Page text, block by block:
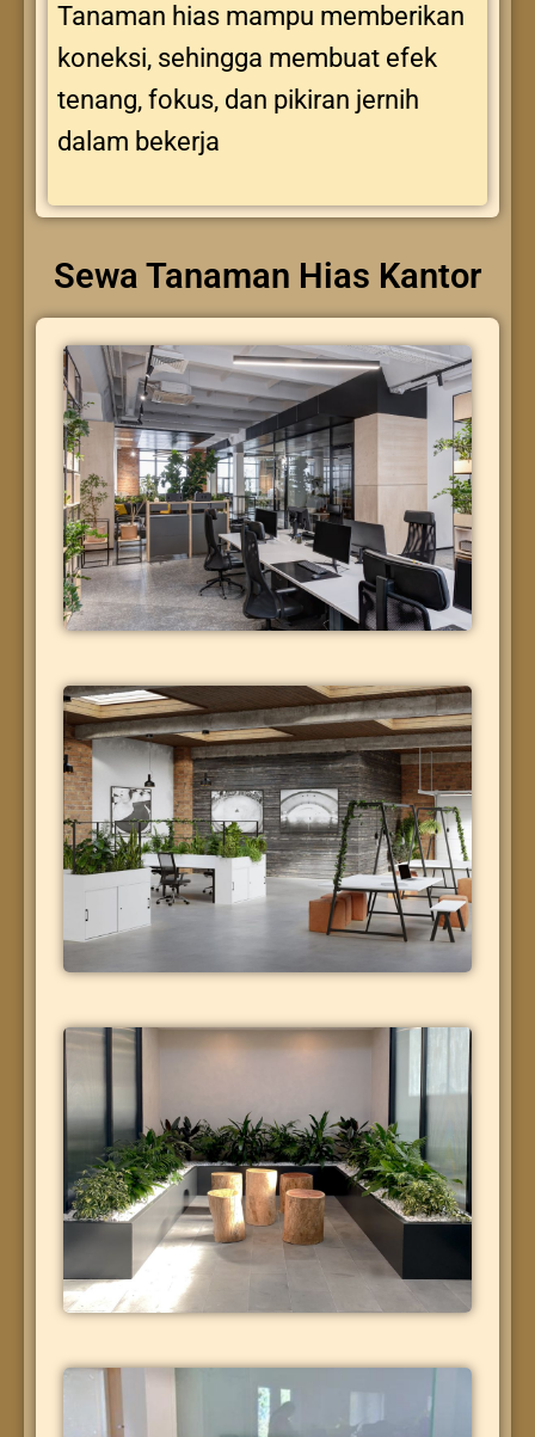
Tanaman hias mampu memberikan
koneksi, sehingga membuat efek
tenang, fokus, dan pikiran jernih
dalam bekerja
Sewa Tanaman Hias Kantor